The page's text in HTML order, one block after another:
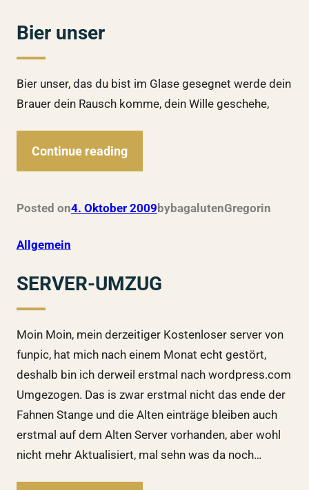
Bier unser
Bier unser, das du bist im Glase gesegnet werde dein
Brauer dein Rausch komme, dein Wille geschehe,
Continue reading
Posted on4. Oktober 2009 bybagalutenGregorin
Allgemein
SERVER-UMZUG
Moin Moin, mein derzeitiger Kostenloser server von
funpic, hat mich nach einem Monat echt gestört,
deshalb bin ich derweil erstmal nach wordpress.com
Umgezogen. Das is zwar erstmal nicht das ende der
Fahnen Stange und die Alten einträge bleiben auch
erstmal auf dem Alten Server vorhanden, aber wohl
nicht mehr Aktualisiert, mal sehn was da noch…